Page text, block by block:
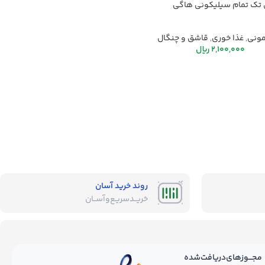
تمام سیلیکونی هاگی
,غذا خوری, قاشق و چنگال
2,100,000ریال
روند خرید آسان
خریــد‌سریـع‌و‌آســان
مجـــوز‌های‌دریافت‌شده